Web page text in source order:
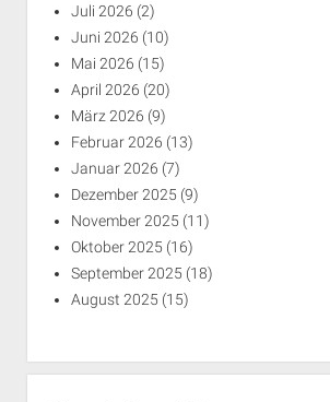
Juli 2026 (2)
Juni 2026 (10)
Mai 2026 (15)
April 2026 (20)
März 2026 (9)
Februar 2026 (13)
Januar 2026 (7)
Dezember 2025 (9)
November 2025 (11)
Oktober 2025 (16)
September 2025 (18)
August 2025 (15)